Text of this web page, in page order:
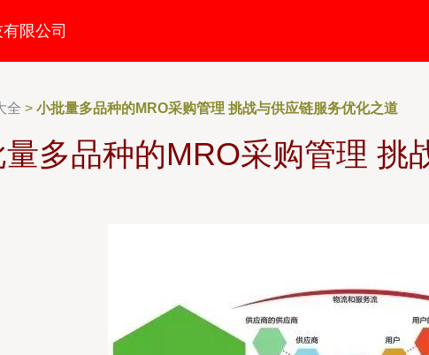
限公司
全 > 小批量多品种的MRO采购管理 挑战与供应链服务优化之道
多品种的MRO采购管理 挑